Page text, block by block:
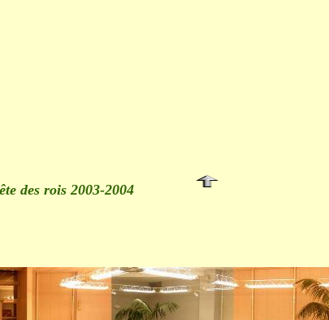
des rois 2003-2004